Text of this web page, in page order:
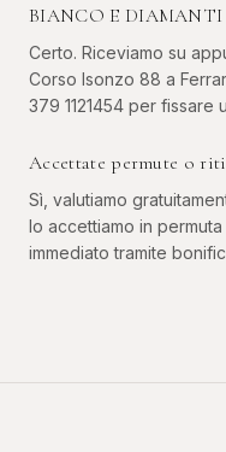
BIANCO E
Certo. Riceviamo su
Corso Isonzo 88 a
379 1121454 per fissare
Accettate permute o
Sì, valutiamo
lo accettiamo in
immediato tramite